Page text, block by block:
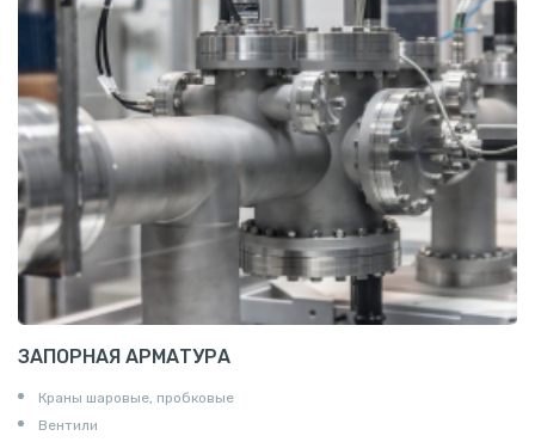
Z профиль алюминиевый
Т профиль алюминиевый
Пруток квадратный алюминиевый
Полоса алюминиевая
Пруток шестигранный алюминиевый
ЗАПОРНАЯ АРМАТУРА
Краны шаровые, пробковые
Вентили